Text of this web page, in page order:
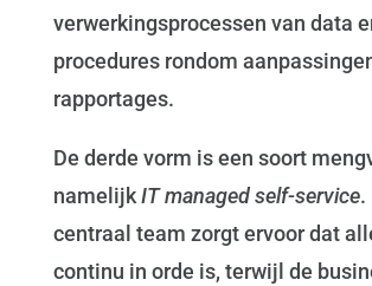
verwerkingsprocessen van data
procedures rondom
rapportages.
De derde vorm is een soort
namelijkIT managed self-service.
centraal team zorgt ervoor dat
continu in orde is, terwijl de